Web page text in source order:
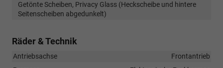
Getönte Scheiben, Privacy Glass (Heckscheibe und hintere
Seitenscheiben abgedunkelt)
Räder & Technik
Antriebsachse
Frontantrieb